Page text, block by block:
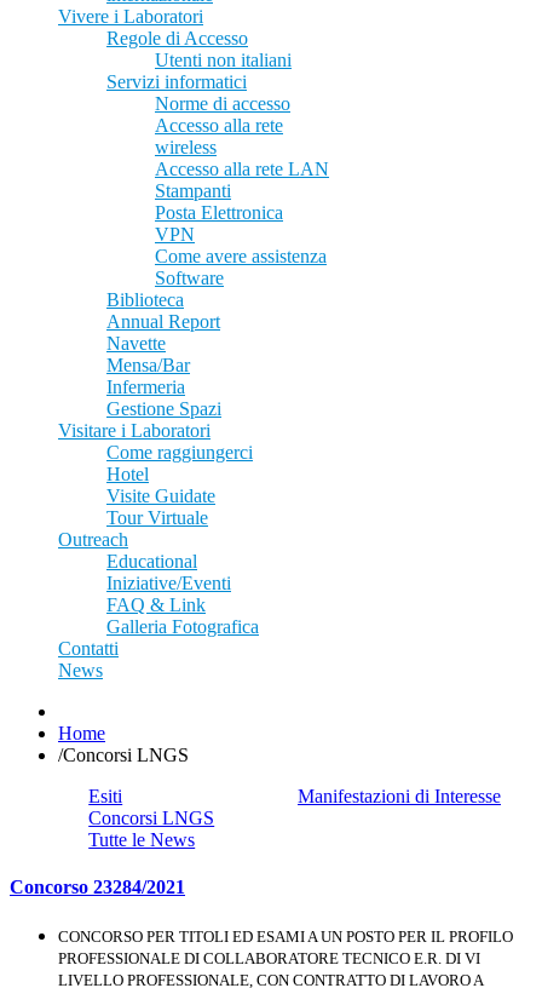
Vivere i Laboratori
Regole di Accesso
Utenti non italiani
Servizi informatici
Norme di accesso
Accesso alla rete
wireless
Accesso alla rete LAN
Stampanti
Posta Elettronica
VPN
Come avere assistenza
Software
Biblioteca
Annual Report
Navette
Mensa/Bar
Infermeria
Gestione Spazi
Visitare i Laboratori
Come raggiungerci
Hotel
Visite Guidate
Tour Virtuale
Outreach
Educational
Iniziative/Eventi
FAQ & Link
Galleria Fotografica
Contatti
News
Home
/Concorsi LNGS
Esiti
Manifestazioni di Interesse
Concorsi LNGS
Tutte le News
Concorso 23284/2021
CONCORSO PER TITOLI ED ESAMI A UN POSTO PER IL PROFILO
PROFESSIONALE DI COLLABORATORE TECNICO E.R. DI VI
LIVELLO PROFESSIONALE, CON CONTRATTO DI LAVORO A